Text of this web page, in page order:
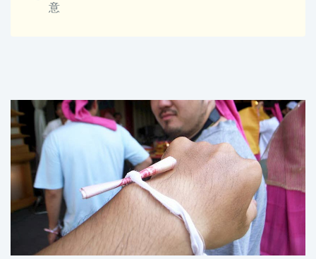
意